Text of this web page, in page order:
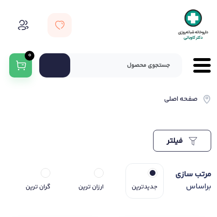
0
صفحه اصلی
مرتب سازی
براساس
جدیدترین ارزان ترین گران ترین